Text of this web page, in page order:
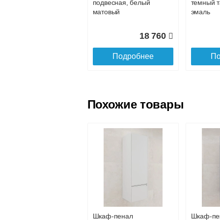
подвесная, белый
матовый
18 760
Подробнее
темный
эмаль
, белый матовый
Line
матовый
Похожие товары
Шкаф-пенал
Шкаф-